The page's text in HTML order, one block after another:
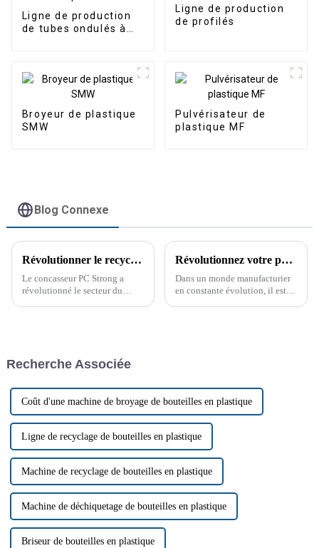
Ligne de production
de tubes ondulés à
Ligne de production
de profilés
Broyeur de plastique
SMW
Pulvérisateur de
plastique MF
Blog Connexe
Révolutionner le recyclage des déchets avec le PC Strong Crusher
Le concasseur PC Strong a
révolutionné le secteur du
environnementales croissantes
le PC Strong Crusher a
révolutionné le secteur du
recyclage des déchets, offrant
des solutions innovantes pour
le traitement des matériaux
résistants et volumineux.
Révolutionnez votre production de tubes : lignes de production de tubes ondulés à simple paroi
Dans un monde manufacturier
en constante évolution, il est
Recherche Associée
Coût d'une machine de broyage de bouteilles en plastique
Ligne de recyclage de bouteilles en plastique
Machine de recyclage de bouteilles en plastique
Machine de déchiquetage de bouteilles en plastique
Briseur de bouteilles en plastique